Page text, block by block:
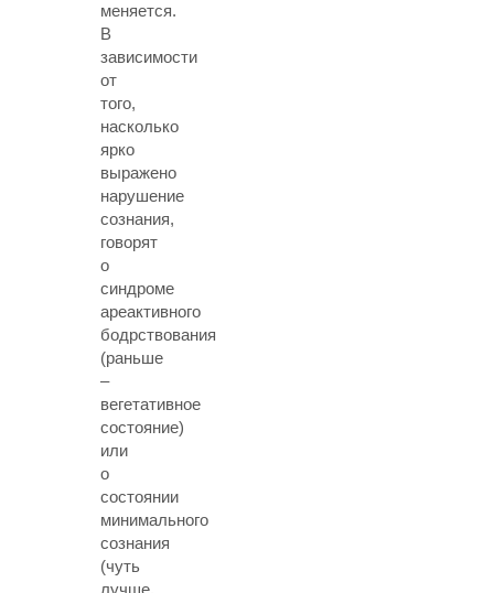
меняется.
В
зависимости
от
того,
насколько
ярко
выражено
нарушение
сознания,
говорят
о
синдроме
ареактивного
бодрствования
(раньше
–
вегетативное
состояние)
или
о
состоянии
минимального
сознания
(чуть